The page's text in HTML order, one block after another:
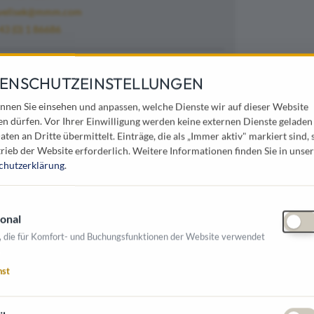
(0) 1 86686
zu den innovativsten Unternehmen
vielfältige Nutzung der 51 eigenen
des Lebens, der Arbeitswelt, der
Entwicklung des ersten
eine bahnbrechende Innovation.
die Straßen auf der ganzen Welt
tätig:
Sie einsehen und anpassen, welche Dienste wir auf dieser Website
dürfen. Vor Ihrer Einwilligung werden keine externen Dienste
an Dritte übermittelt. Einträge, die als „Immer aktiv" markiert sind,
der Website erforderlich.Weitere Informationen finden Sie in
.
die für Komfort- und Buchungsfunktionen der Website verwendet